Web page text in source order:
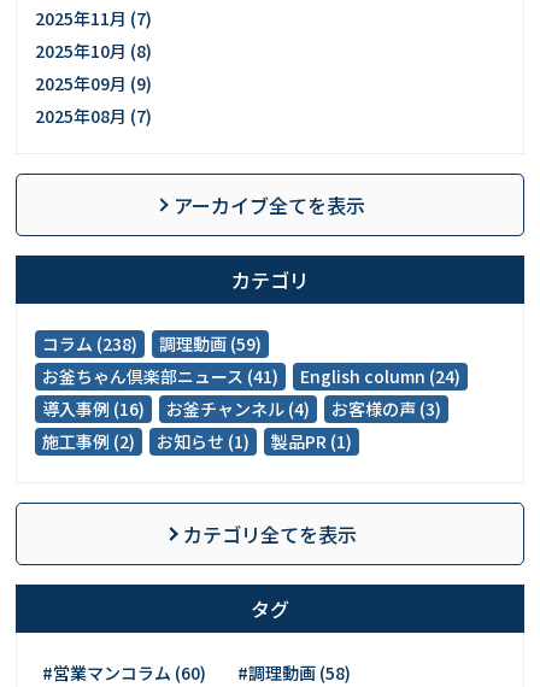
2025年11月 (7)
2025年10月 (8)
2025年09月 (9)
2025年08月 (7)
アーカイブ全てを表示
カテゴリ
コラム (238)
調理動画 (59)
お釜ちゃん倶楽部ニュース (41)
English column (24)
導入事例 (16)
お釜チャンネル (4)
お客様の声 (3)
施工事例 (2)
お知らせ (1) 製品PR (1)
カテゴリ全てを表示
タグ
#営業マンコラム (60)
#調理動画 (58)